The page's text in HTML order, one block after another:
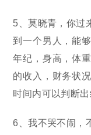
5、莫晓青，你过
到一个男人，能
年纪，身高，体
的收入，财务状
时间内可以判断出
6、我不哭不闹，